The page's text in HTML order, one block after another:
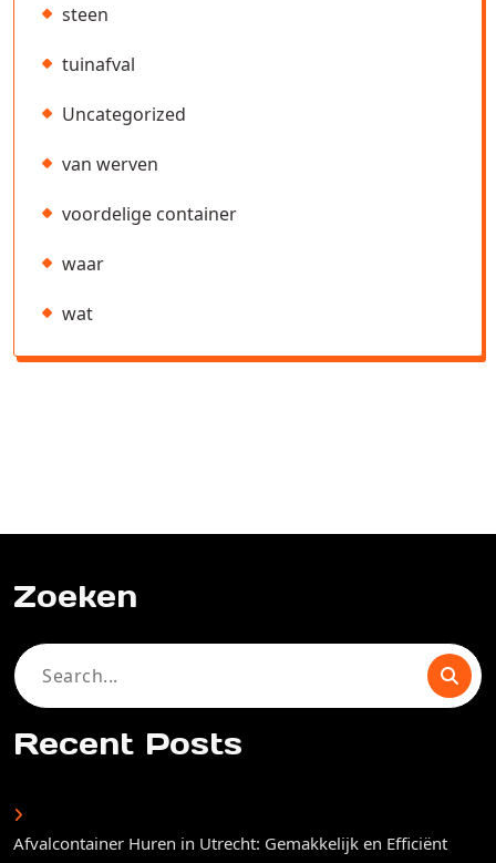
steen
tuinafval
Uncategorized
van werven
voordelige container
waar
wat
Zoeken
Search
Recent Posts
Afvalcontainer Huren in Utrecht: Gemakkelijk en Efficiënt